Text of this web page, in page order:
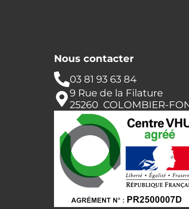
Nous contacter
03 81 93 63 84
9 Rue de la Filature
25260 COLOMBIER-